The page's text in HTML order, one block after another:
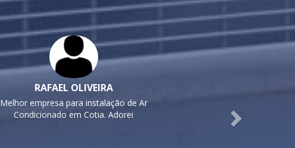
RAFAEL OLIVEIRA
Melhor empresa para instalação de Ar
Condicionado em Cotia. Adorei
Next